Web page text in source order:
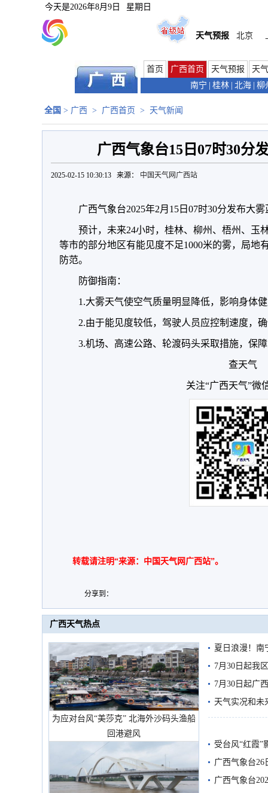
今天是2026年8月9日 星期日
天气预报 北京
首页 广西首页 天气预报
天
南宁
桂林 北海 柳
全国 > 广西 > 广西首页 > 天气新闻
广西气象台15日07时30分
2025-02-15 10:30:13 来源： 中国天气网广西站
广西气象台2025年2月15日07时30分发布大
预计，未来24小时，桂林、柳州、梧州、玉
等市的部分地区有能见度不足1000米的雾，局地
防范。
防御指南：
1.大雾天气使空气质量明显降低，影响身体
2.由于能见度较低，驾驶人员应控制速度，
3.机场、高速公路、轮渡码头采取措施，保
查天气
关注“广西天气”微
转载请注明“来源：中国天气网广西站”。
分享到：
广西天气热点
为应对台风“美莎克” 北海外沙码头渔船
回港避风
夏日浪漫！南
7月30日起我
7月30日起广
天气实况和未
受台风“红霞”
有较强降雨
广西气象台26
广西气象台